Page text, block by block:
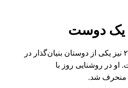
دوست
کمی پیش‌تر، در سال ۲۰۱۵ نیز یکی از دوستان بنیان‌گذار در
در روشنایی روز با
منحرف شد.